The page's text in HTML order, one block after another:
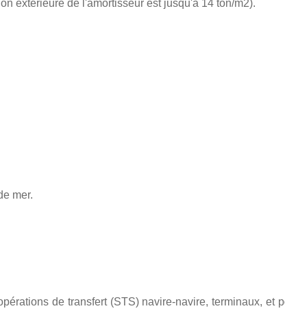
extérieure de l'amortisseur est jusqu'à 14 ton/m2).
mer.
de transfert (STS) navire-navire, terminaux, et